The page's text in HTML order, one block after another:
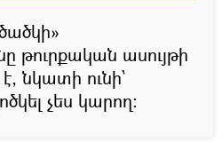
թուրքական ասույթի
նկատի ունի՝
չես կարող։